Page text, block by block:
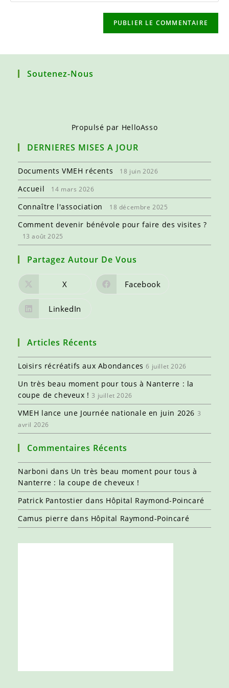
to
Soutenez-Nous
Propulsé par HelloAsso
DERNIERES MISES A JOUR
Documents VMEH récents 18 juin 2026
Accueil 14 mars 2026
Connaître l'association 18 décembre 2025
Comment devenir bénévole pour faire des visites ?
13 août 2025
Partagez Autour De Vous
X Facebook
LinkedIn
Articles Récents
Loisirs récréatifs aux Abondances 6 juillet 2026
Un très beau moment pour tous à Nanterre : la
coupe de cheveux ! 3 juillet 2026
VMEH lance une Journée nationale en juin 2026 3
avril 2026
Commentaires Récents
Narboni dans Un très beau moment pour tous à
Nanterre : la coupe de cheveux !
Patrick Pantostier dans Hôpital Raymond-Poincaré
Camus pierre dans Hôpital Raymond-Poincaré